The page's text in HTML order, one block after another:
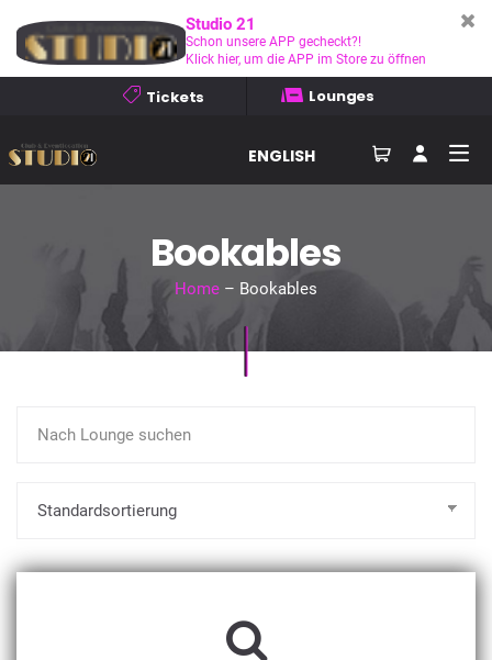
Tickets Lounges
ENGLISH
Bookables
Home– Bookables
Studio 21
Schon unsere APP gecheckt?!
Klick hier, um die APP im Store zu öffnen